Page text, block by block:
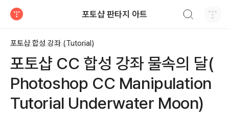
포토샵 판타지 아트
포토샵 합성 강좌 (Tutorial)
포토샵 CC 합성 강좌 물속의 달(
Photoshop CC Manipulation
Tutorial Underwater Moon)